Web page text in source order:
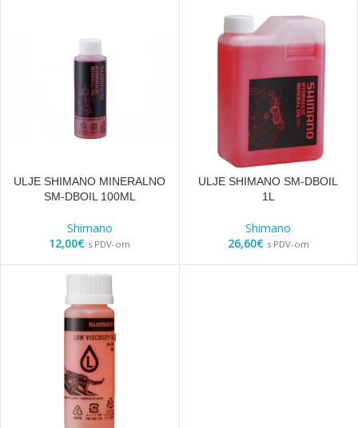
ULJE SHIMANO MINERALNO
SM-DBOIL 100ML
Shimano
12,00€ s PDV-om
ULJE SHIMANO SM-DBOIL
1L
Shimano
26,60€ s PDV-om